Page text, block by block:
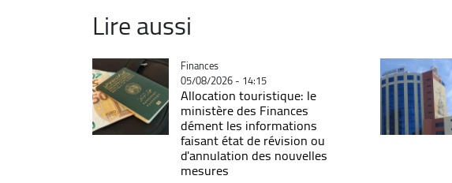
Lire aussi
Catégorie
Finances
05/08/2026 - 14:15
Allocation touristique: le
ministère des Finances
dément les informations
faisant état de révision ou
d'annulation des nouvelles
mesures